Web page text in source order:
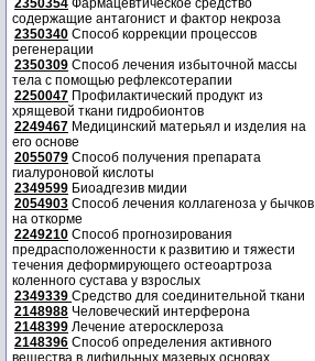
2350354 Фармацевтическое средство
содержащие антагонист и фактор некроза
2350340 Способ коррекции процессов
регенерации
2350309 Способ лечения избыточной массы
тела с помощью рефлексотерапии
2250047 Профилактический продукт из
хрящевой ткани гидробионтов
2249467 Медицинский матерьял и изделия на
его основе
2055079 Способ получения препарата
гиалуроновой кислоты
2349599 Биоадгезив мидии
2054903 Способ лечения коллагеноза у бычков
на откорме
2249210 Способ прогнозирования
предрасположенности к развитию и тяжести
течения деформирующего остеоартроза
коленного сустава у взрослых
2349339 Средство для соединительной ткани
2148988 Человеческий интерферона
2148399 Лечение атеросклероза
2148396 Способ определения активного
вещества в дифильных мазевых основах